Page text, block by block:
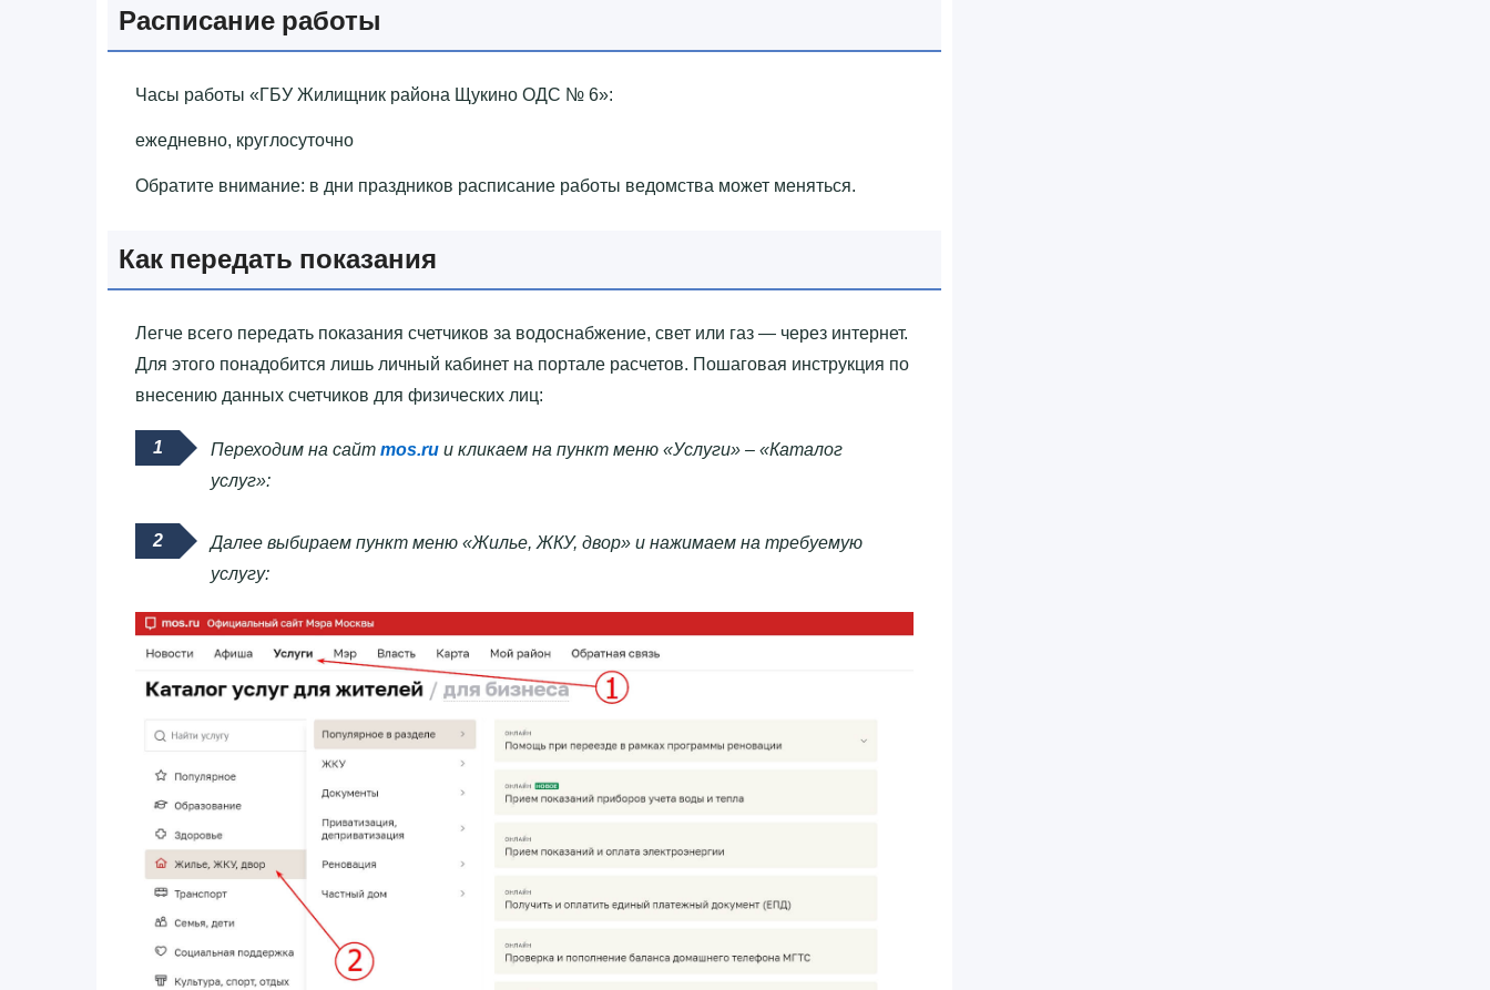
Расписание работы
Часы работы «‎ГБУ Жилищник района Щукино ОДС № 6»‎:
ежедневно, круглосуточно
Обратите внимание: в дни праздников расписание работы ведомства может меняться.
Как передать показания
Легче всего передать показания счетчиков за водоснабжение, свет или газ — через интернет.
Для этого понадобится лишь личный кабинет на портале расчетов. Пошаговая инструкция по
внесению данных счетчиков для физических лиц:
Переходим на сайт mos.ru и кликаем на пункт меню «Услуги» – «Каталог
услуг»:
Далее выбираем пункт меню «Жилье, ЖКУ, двор» и нажимаем на требуемую
услугу: